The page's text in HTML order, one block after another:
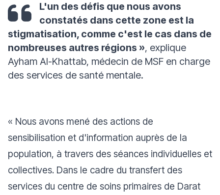
L'un des défis que nous avons
constatés dans cette zone est la
stigmatisation, comme c'est le cas dans de
nombreuses autres régions », explique
Ayham Al-Khattab, médecin de MSF en charge
des services de santé mentale.
« Nous avons mené des actions de
sensibilisation et d'information auprès de la
population, à travers des séances individuelles et
collectives. Dans le cadre du transfert des
services du centre de soins primaires de Darat